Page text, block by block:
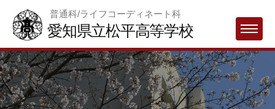
content
普通科/ライフコーディネート科
愛知県立松平高等学校 MENU